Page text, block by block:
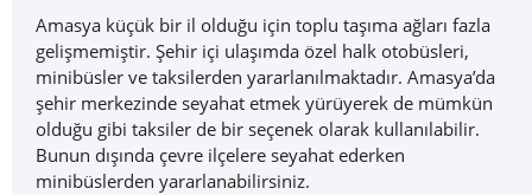
Amasya küçük bir il olduğu için toplu taşıma ağları fazla
gelişmemiştir. Şehir içi ulaşımda özel halk otobüsleri,
minibüsler ve taksilerden yararlanılmaktadır. Amasya’da
şehir merkezinde seyahat etmek yürüyerek de mümkün
olduğu gibi taksiler de bir seçenek olarak kullanılabilir.
Bunun dışında çevre ilçelere seyahat ederken
minibüslerden yararlanabilirsiniz.